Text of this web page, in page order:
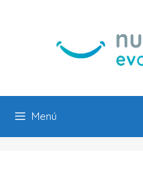
contenido
Menú